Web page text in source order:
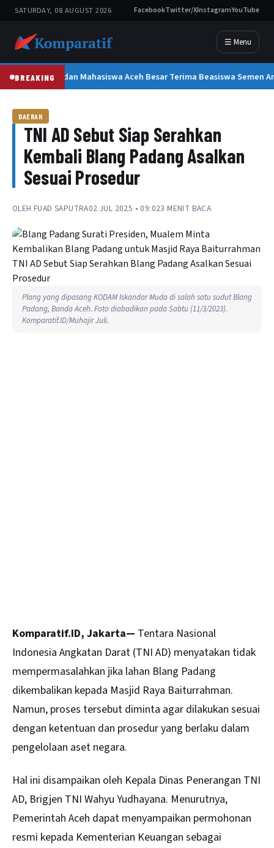
SATURDAY, 08 AUGUST 2026 FacebookTwitter/XInstagramYouTube
☰ Menu
BREAKING
300 Pelajar dan Mahasiswa Aceh Besar Terima Beasiswa Semen
DAERAH
TNI AD Sebut Siap Serahkan
Kembali Blang Padang Asalkan
Sesuai Prosedur
OLEH FUAD SAPUTRA02 JUL 2025 • 09:023 MENIT BACA
Plang yang dipasang KODAM Iskandar Muda di salah satu sudut Blang
Padang, Banda Aceh. Foto diabadikan pada Sabtu (11/3/2023).
Komparatif.ID/Muhajir Juli.
Komparatif.ID, Jakarta— Tentara Nasional
Indonesia Angkatan Darat (TNI AD) menyatakan tidak
mempermasalahkan jika lahan Blang Padang
dikembalikan kepada Masjid Raya Baiturrahman.
Namun, proses tersebut diminta agar dilakukan sesuai
dengan ketentuan dan prosedur yang berlaku dalam
pengelolaan aset negara.
Hal ini disampaikan oleh Kepala Dinas Penerangan TNI
AD, Brigjen TNI Wahyu Yudhayana. Menurutnya,
Pemerintah Aceh dapat menyampaikan permohonan
resmi kepada Kementerian Keuangan sebagai